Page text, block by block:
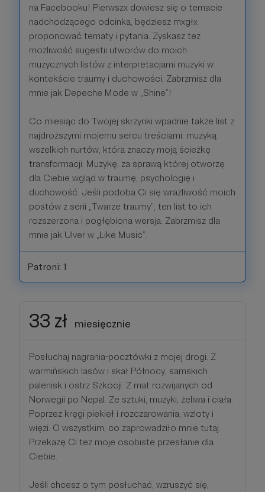
na Facebooku! Pierwszx dowiesz się o temacie
nadchodzącego odcinka, będziesz mxgłx
proponować tematy i pytania. Zyskasz też
możliwość sugestii utworów do moich
muzycznych listów z interpretacjami muzyki w
kontekście traumy i duchowości. Zabrzmisz dla
mnie jak Depeche Mode w „Shine”!
Co miesiąc do Twojej skrzynki wpadnie także list z
najdroższymi mojemu sercu treściami: muzyką
wszelkich nurtów, która znaczy moją ścieżkę
transformacji. Muzykę, za sprawą której otworzę
dla Ciebie wgląd w traumę, psychologię i
duchowość. Jeśli podoba Ci się wrażliwość moich
postów z serii „Twarze traumy”, ten list to ich
rozszerzona i pogłębiona wersja. Zabrzmisz dla
mnie jak Ulver w „Like Music”.
Patroni: 1
33 zł miesięcznie
Posłuchaj nagrania-pocztówki z mojej drogi. Z
warmińskich lasów i skał Północy, samskich
palenisk i ostrz Szkocji. Z mat rozwijanych od
Norwegii po Nepal. Ze sztuki, muzyki, żeliwa i ciała.
Poprzez kręgi piekieł i rozczarowania, wzloty i
więzi. O wszystkim, co zaprowadziło mnie tutaj.
Przekażę Ci też moje osobiste przesłanie dla
Ciebie.
Jeśli chcesz o tym posłuchać, wzruszyć się,